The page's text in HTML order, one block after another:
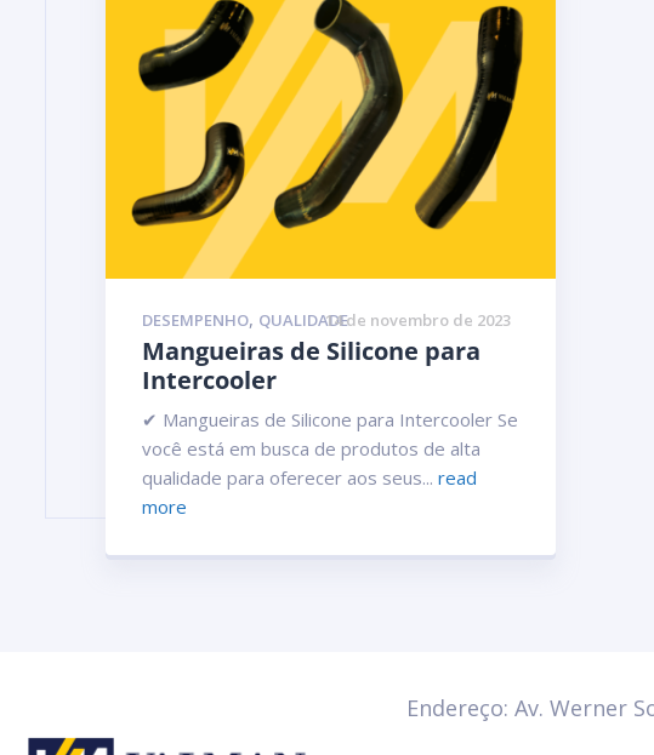
DESEMPENHO, QUALIDADE14 de novembro de 2023
Mangueiras de Silicone para
Intercooler
✔ Mangueiras de Silicone para Intercooler Se
você está em busca de produtos de alta
qualidade para oferecer aos seus... read
more
Endereço: Av. Werner